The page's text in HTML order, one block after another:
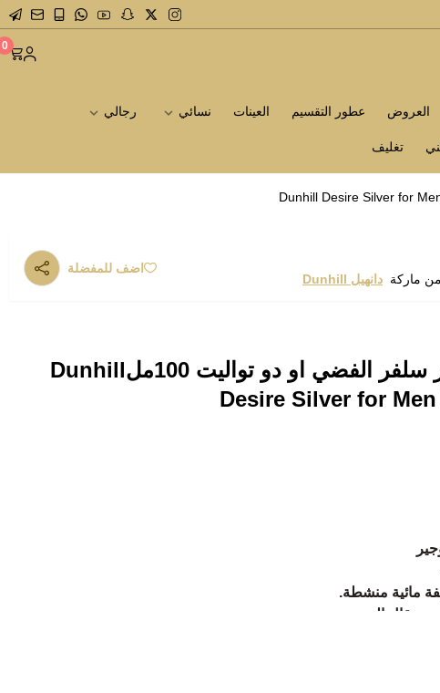
0
العروض عطور التقسيم العينات نسائي رجالي
تغليف
ماركة دانهيل Dunhill
اضف للمفضلة
عطر دانهيل ديزاير سلفر الفضي او دو تواليت 100ملDunhill
Desire Silver for
مائية منشطة.
المندرين.
مائية وورق البنفسج.
والبتولا والكهرمان.